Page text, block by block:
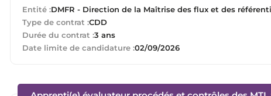
Entité :DMFR - Direction de la Maîtrise des flux et des
Type de contrat :CDD
Durée du contrat :3 ans
Date limite de candidature :02/09/2026